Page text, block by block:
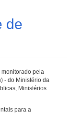
de
monitorado pela
- do Ministério da
Ministérios
para a